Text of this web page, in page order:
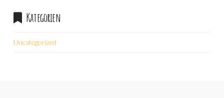
Kategorien
Uncategorized